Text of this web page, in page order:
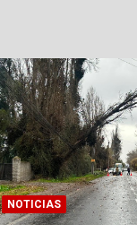
NOTICIAS